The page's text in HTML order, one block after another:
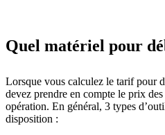
Quel matériel pour
Lorsque vous calculez le tarif pour
devez prendre en compte le prix
opération. En général, 3 types
disposition :